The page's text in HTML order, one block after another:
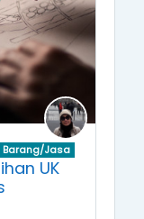
Barang/Jasa
UK